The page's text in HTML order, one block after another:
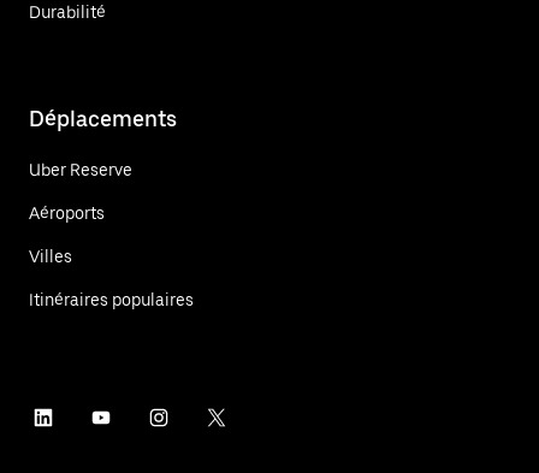
Durabilité
Déplacements
Uber Reserve
Aéroports
Villes
Itinéraires populaires